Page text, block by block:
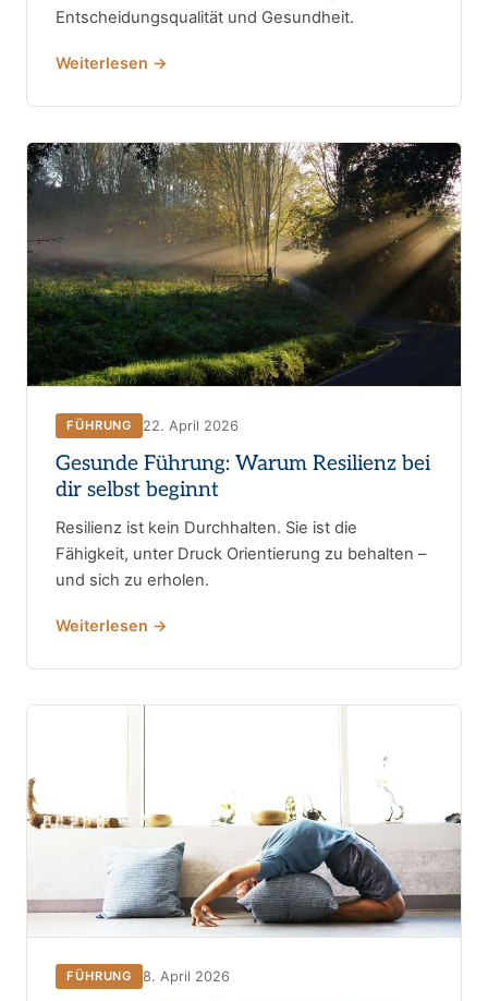
Entscheidungsqualität und Gesundheit.
Weiterlesen →
FÜHRUNG 22. April 2026
Gesunde Führung: Warum Resilienz bei
dir selbst beginnt
Resilienz ist kein Durchhalten. Sie ist die
Fähigkeit, unter Druck Orientierung zu behalten –
und sich zu erholen.
Weiterlesen →
FÜHRUNG 8. April 2026